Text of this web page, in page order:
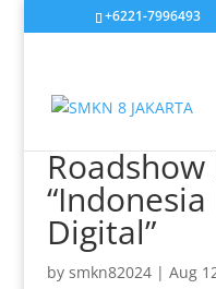
+6221-7996493
Digital”
by smkn82024| Aug